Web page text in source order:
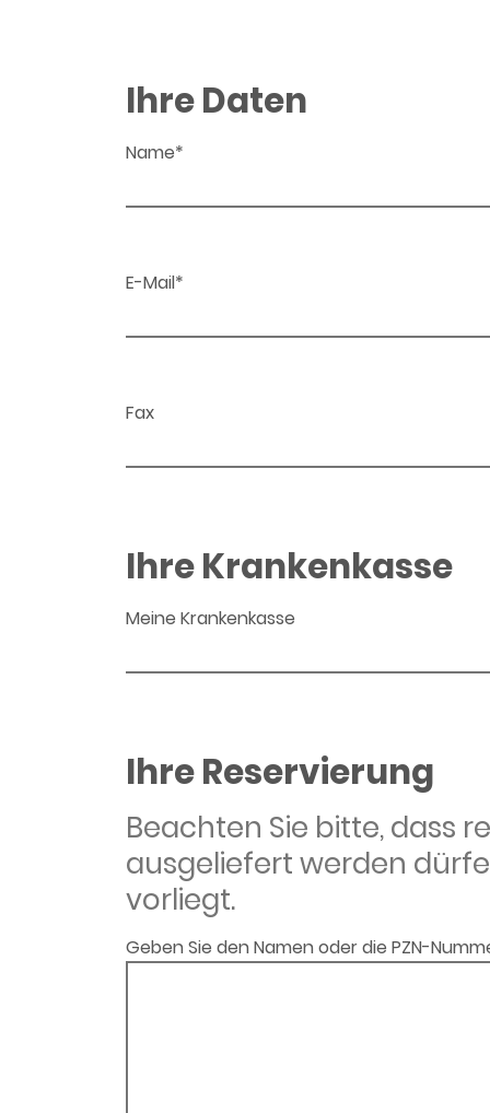
Ihre Daten
Name*
E-Mail*
Fax
Ihre Krankenkasse
Meine Krankenkasse
Ihre Reservierung
Beachten Sie bitte, dass
ausgeliefert werden
vorliegt.
Geben Sie den Namen oder die PZN-